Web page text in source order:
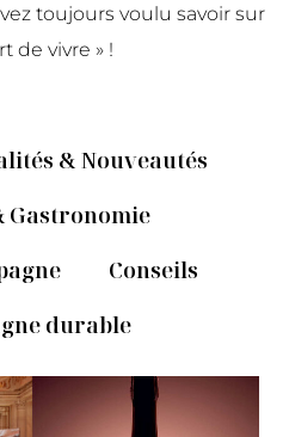
toujours voulu savoir sur
de vivre » !
& Nouveautés
Gastronomie
Conseils
durable